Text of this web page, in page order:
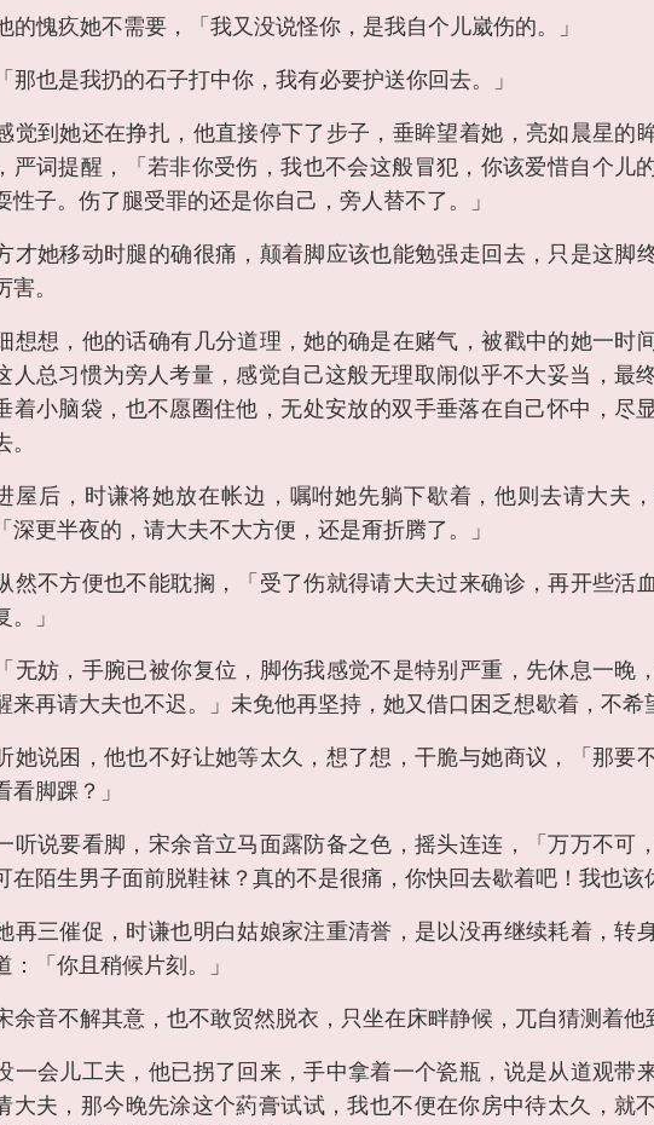
的愧疚她不需要，「我又没说怪你，是我自个儿崴伤的。」
「那也是我扔的石子打中你，我有必要护送你回去。」
觉到她还在挣扎，他直接停下了步子，垂眸望着她，亮如晨星的
严词提醒，「若非你受伤，我也不会这般冒犯，你该爱惜自个儿
性子。伤了腿受罪的还是你自己，旁人替不了。」
才她移动时腿的确很痛，颠着脚应该也能勉强走回去，只是这脚
害。
想想，他的话确有几分道理，她的确是在赌气，被戳中的她一时
人总习惯为旁人考量，感觉自己这般无理取闹似乎不大妥当，最
着小脑袋，也不愿圈住他，无处安放的双手垂落在自己怀中，尽
屋后，时谦将她放在帐边，嘱咐她先躺下歇着，他则去请大夫
深更半夜的，请大夫不大方便，还是甭折腾了。」
然不方便也不能耽搁，「受了伤就得请大夫过来确诊，再开些活
。」
「无妨，手腕已被你复位，脚伤我感觉不是特别严重，先休息一晚
来再请大夫也不迟。」未免他再坚持，她又借口困乏想歇着，不希
她说困，他也不好让她等太久，想了想，干脆与她商议，「那要
看脚踝？」
听说要看脚，宋余音立马面露防备之色，摇头连连，「万万不可
在陌生男子面前脱鞋袜？真的不是很痛，你快回去歇着吧！我也该
再三催促，时谦也明白姑娘家注重清誉，是以没再继续耗着，转
：「你且稍候片刻。」
余音不解其意，也不敢贸然脱衣，只坐在床畔静候，兀自猜测着他
一会儿工夫，他已拐了回来，手中拿着一个瓷瓶，说是从道观带
大夫，那今晚先涂这个葯膏试试，我也不便在你房中待太久，就